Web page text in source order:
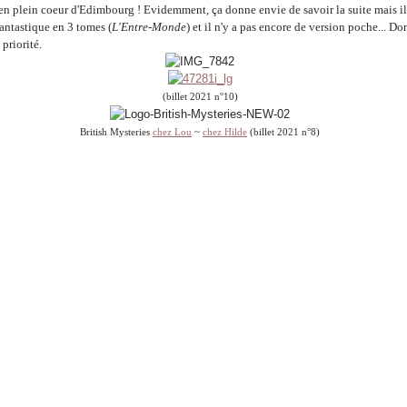
plein coeur d'Edimbourg ! Evidemment, ça donne envie de savoir la suite mais
en 3 tomes (L'Entre-Monde) et il n'y a pas encore de version poche...
priorité.
(billet 2021 n°10)
British Mysteries chez Lou ~ chez Hilde (billet 2021 n°8)